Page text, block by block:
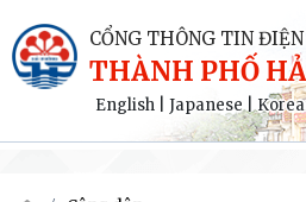
CỔNG THÔNG TIN
THÀNH PHỐ
English Japanese|